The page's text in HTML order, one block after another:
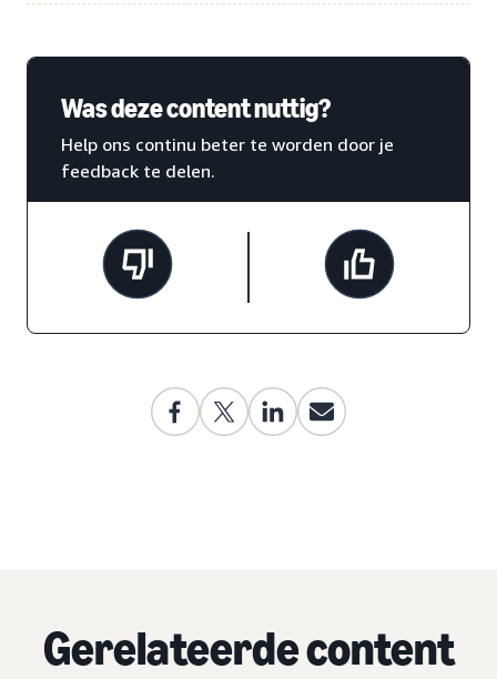
Was deze content nuttig?
Help ons continu beter te worden door je
feedback te delen.
Gerelateerde content